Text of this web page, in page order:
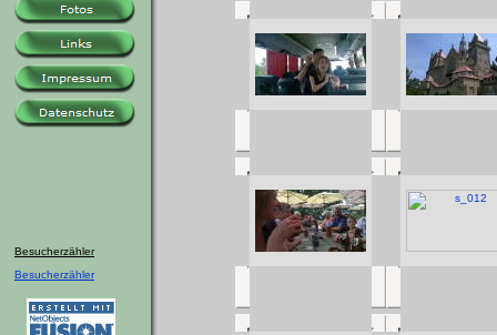
Besucherzähler
Besucherzähler